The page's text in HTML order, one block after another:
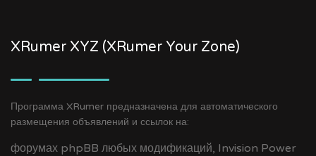
XRumer XYZ (XRumer Your Zone)
Программа XRumer предназначена для автоматического
размещения объявлений и ссылок на:
форумах phpBB любых модификаций, Invision Power